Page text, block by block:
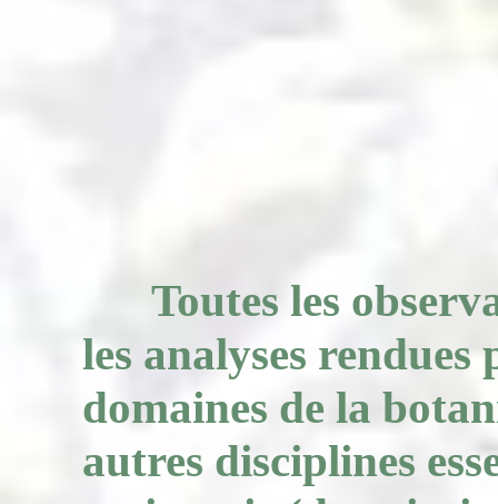
Toutes les
les analyses rendues
domaines de la
autres disciplines